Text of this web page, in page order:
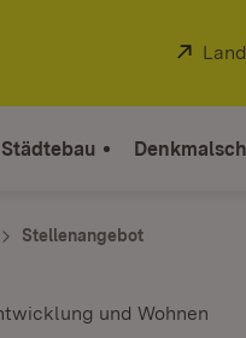
Städtebau
Stellenangebot
und Wohnen